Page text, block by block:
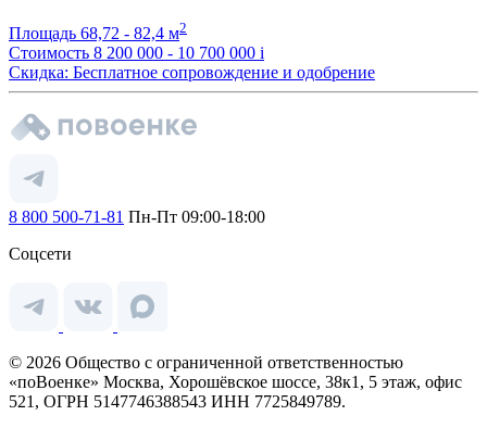
Площадь 68,72 - 82,4 м2
Стоимость 8 200 000 - 10 700 000 i
Скидка: Бесплатное сопровождение и одобрение
8 800 500-71-81 Пн-Пт 09:00-18:00
Соцсети
© 2026 Общество с ограниченной ответственностью
«поВоенке» Москва, Хорошёвское шоссе, 38к1, 5 этаж, офис
521, ОГРН 5147746388543 ИНН 7725849789.